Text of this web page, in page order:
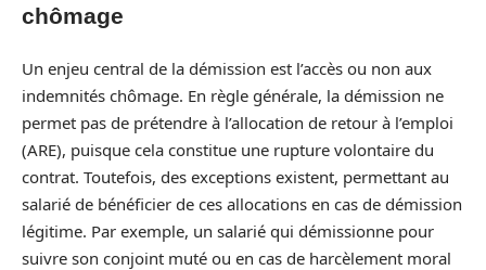
chômage
Un enjeu central de la démission est l’accès ou non aux
indemnités chômage. En règle générale, la démission ne
permet pas de prétendre à l’allocation de retour à l’emploi
(ARE), puisque cela constitue une rupture volontaire du
contrat. Toutefois, des exceptions existent, permettant au
salarié de bénéficier de ces allocations en cas de démission
légitime. Par exemple, un salarié qui démissionne pour
suivre son conjoint muté ou en cas de harcèlement moral